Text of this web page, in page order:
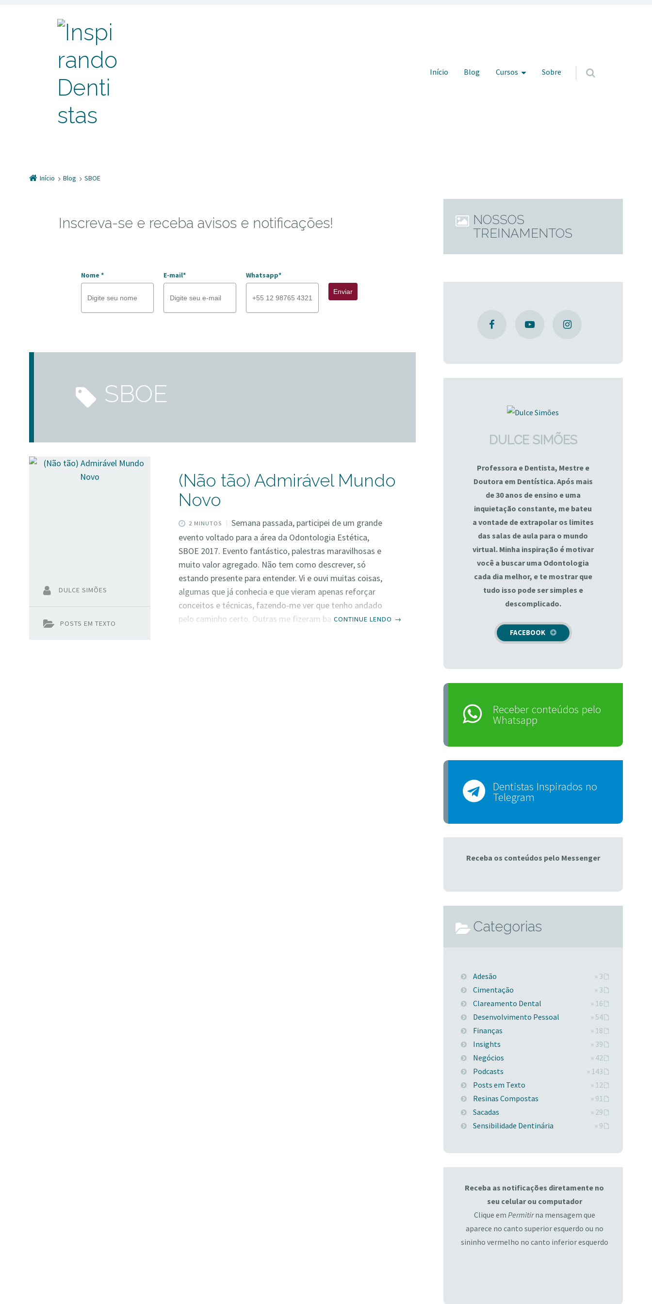
Pular para o conteúdo
Início Blog Cursos Sobre
Início Blog SBOE
Inscreva-se e receba avisos e notificações!
Nome * E-mail* Whatsapp*
Enviar
SBOE
POSTS EM TEXTO
DULCE SIMÕES
(Não tão) Admirável Mundo
Novo
2 MINUTOS
Semana passada, participei de um grande
evento voltado para a área da Odontologia Estética,
SBOE 2017. Evento fantástico, palestras maravilhosas e
muito valor agregado. Não tem como descrever, só
estando presente para entender. Vi e ouvi muitas coisas,
algumas que já conhecia e que vieram apenas reforçar
conceitos e técnicas, fazendo-me ver que tenho andado
pelo caminho certo. Outras me fizeram baixar a guarda e
CONTINUE LENDO →
NOSSOS
TREINAMENTOS
DULCE SIMÕES
Professora e Dentista, Mestre e
Doutora em Dentística. Após mais
de 30 anos de ensino e uma
inquietação constante, me bateu
a vontade de extrapolar os limites
das salas de aula para o mundo
virtual. Minha inspiração é motivar
você a buscar uma Odontologia
cada dia melhor, e te mostrar que
tudo isso pode ser simples e
descomplicado.
FACEBOOK
Receber conteúdos pelo
Whatsapp
Dentistas Inspirados no
Telegram
Receba os conteúdos pelo Messenger
Categorias
Adesão
» 3
Cimentação
» 3
Clareamento Dental
» 16
Desenvolvimento Pessoal
» 54
Finanças
» 18
Insights
» 39
Negócios
» 42
Podcasts
» 143
Posts em Texto
» 12
Resinas Compostas
» 91
Sacadas
» 29
Sensibilidade Dentinária
» 9
Receba as notificações diretamente no
seu celular ou computador
Clique em Permitirna mensagem que
aparece no canto superior esquerdo ou no
sininho vermelho no canto inferior esquerdo